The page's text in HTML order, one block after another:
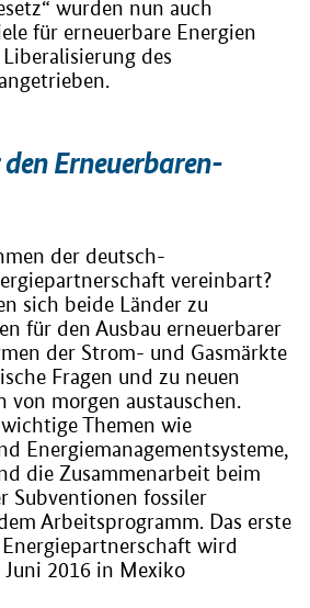
wurden nun auch
für erneuerbare Energien
des
Erneuerbaren-
der deutsch-
vereinbart?
sich beide Länder zu
für den Ausbau erneuerbarer
der Strom- und Gasmärkte
Fragen und zu neuen
von morgen austauschen.
Themen wie
Energiemanagementsysteme,
die Zusammenarbeit beim
Subventionen fossiler
Arbeitsprogramm. Das erste
wird
2016 in Mexiko